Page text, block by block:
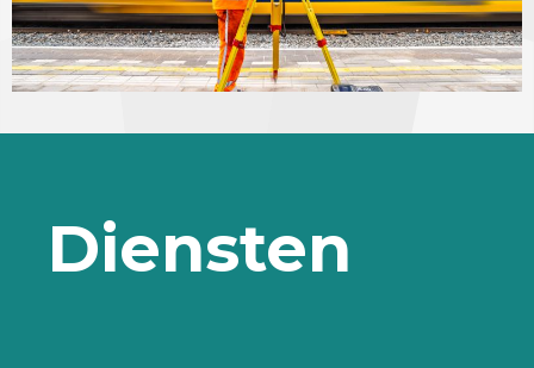
Diensten